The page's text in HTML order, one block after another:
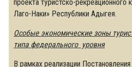
проекта туристско-рекреационного
Лаго-Наки» Республики Адыгея.
Особые экономические зоны
типа федерального уровня
В рамках реализации